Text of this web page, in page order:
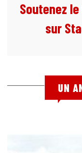
Soutenez
sur
UN